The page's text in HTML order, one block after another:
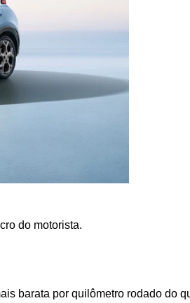
do motorista.
barata por quilômetro rodado do